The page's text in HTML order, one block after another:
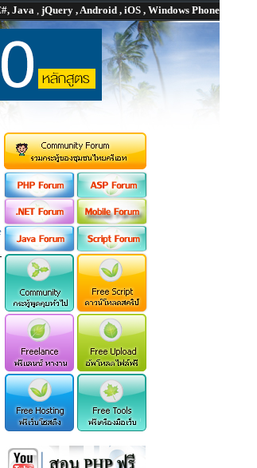
Java, jQuery , Android , iOS , Windows Phone